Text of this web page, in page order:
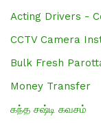
Acting Drivers -
CCTV Camera
Bulk Fresh
Money Transfer
கந்த சஷ்டி கவசம்